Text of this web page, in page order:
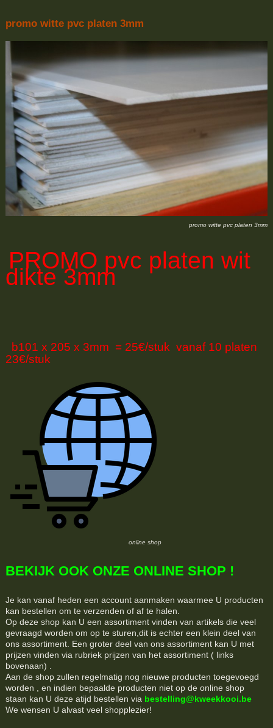
promo witte pvc platen 3mm
promo witte pvc platen 3mm
PROMO pvc platen wit
dikte 3mm
b101 x 205 x 3mm = 25€/stuk vanaf 10 platen
23€/stuk
online shop
BEKIJK OOK ONZE ONLINE SHOP !
Je kan vanaf heden een account aanmaken waarmee U producten
kan bestellen om te verzenden of af te halen.
Op deze shop kan U een assortiment vinden van artikels die veel
gevraagd worden om op te sturen,dit is echter een klein deel van
ons assortiment. Een groter deel van ons assortiment kan U met
prijzen vinden via rubriek prijzen van het assortiment ( links
bovenaan) .
Aan de shop zullen regelmatig nog nieuwe producten toegevoegd
worden , en indien bepaalde producten niet op de online shop
staan kan U deze atijd bestellen via bestelling@kweekkooi.be
We wensen U alvast veel shopplezier!